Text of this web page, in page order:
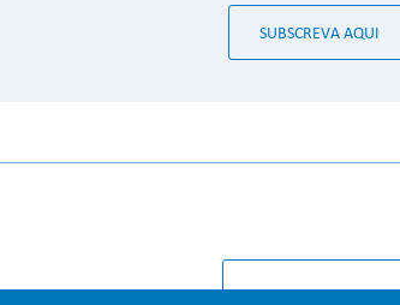
SUBSCREVA AQUI